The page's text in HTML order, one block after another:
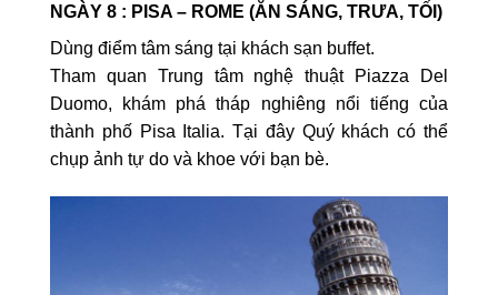
NGÀY 8 : PISA – ROME (ĂN SÁNG, TRƯA, TỐI)
Dùng điểm tâm sáng tại khách sạn buffet.
Tham quan Trung tâm nghệ thuật Piazza Del
Duomo, khám phá tháp nghiêng nổi tiếng của
thành phố Pisa Italia. Tại đây Quý khách có thể
chụp ảnh tự do và khoe với bạn bè.